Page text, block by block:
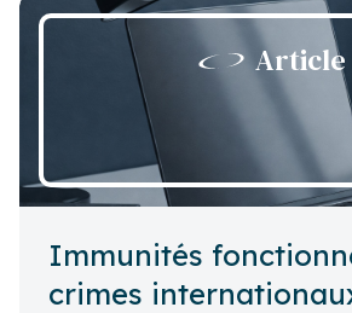
Article
Immunités
crimes